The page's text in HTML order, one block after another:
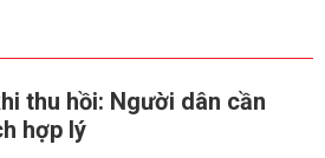
thu hồi: Người dân cần
hợp lý